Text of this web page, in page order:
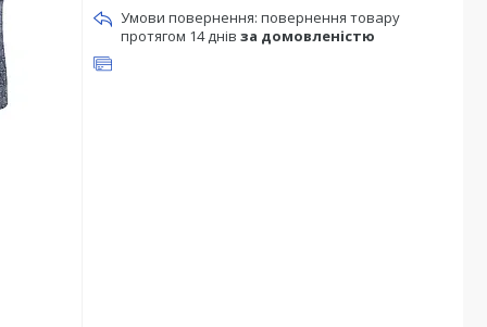
повернення товару
протягом 14 днів за домовленістю